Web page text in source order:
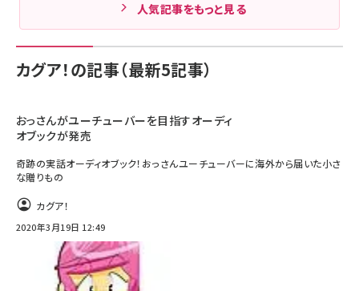
人気記事をもっと見る
カグア！の記事（最新5記事）
おっさんがユーチューバーを目指すオーディ
オブックが発売
奇跡の実話オーディオブック！おっさんユーチューバーに海外から届いた小さ
な贈りもの
カグア！
2020年3月19日 12:49